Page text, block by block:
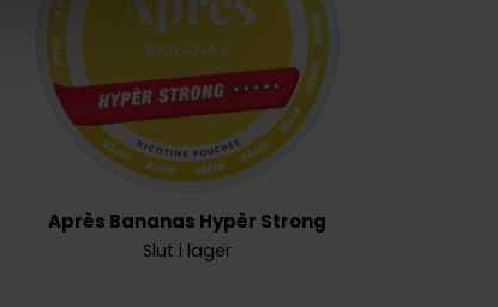
Après Bananas Hypèr Strong
Slut i lager